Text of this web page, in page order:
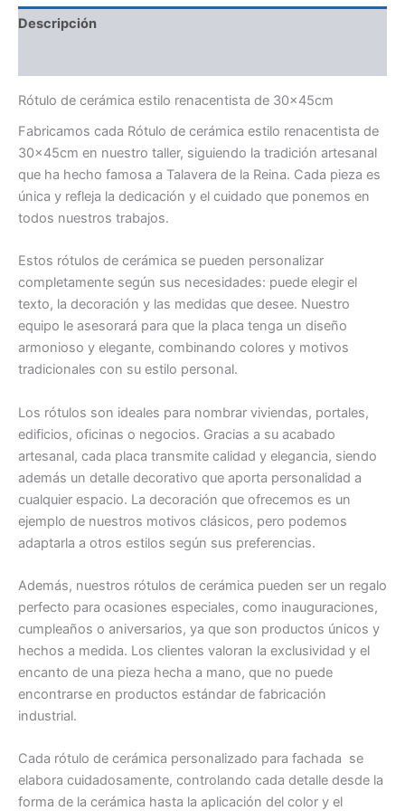
Descripción
Rótulo de cerámica estilo renacentista de 30x45cm
Fabricamos cada Rótulo de cerámica estilo renacentista de
30x45cm en nuestro taller, siguiendo la tradición artesanal
que ha hecho famosa a Talavera de la Reina. Cada pieza es
única y refleja la dedicación y el cuidado que ponemos en
todos nuestros trabajos.
Estos rótulos de cerámica se pueden personalizar
completamente según sus necesidades: puede elegir el
texto, la decoración y las medidas que desee. Nuestro
equipo le asesorará para que la placa tenga un diseño
armonioso y elegante, combinando colores y motivos
tradicionales con su estilo personal.
Los rótulos son ideales para nombrar viviendas, portales,
edificios, oficinas o negocios. Gracias a su acabado
artesanal, cada placa transmite calidad y elegancia, siendo
además un detalle decorativo que aporta personalidad a
cualquier espacio. La decoración que ofrecemos es un
ejemplo de nuestros motivos clásicos, pero podemos
adaptarla a otros estilos según sus preferencias.
Además, nuestros rótulos de cerámica pueden ser un regalo
perfecto para ocasiones especiales, como inauguraciones,
cumpleaños o aniversarios, ya que son productos únicos y
hechos a medida. Los clientes valoran la exclusividad y el
encanto de una pieza hecha a mano, que no puede
encontrarse en productos estándar de fabricación
industrial.
Cada rótulo de cerámica personalizado para fachada se
elabora cuidadosamente, controlando cada detalle desde la
forma de la cerámica hasta la aplicación del color y el